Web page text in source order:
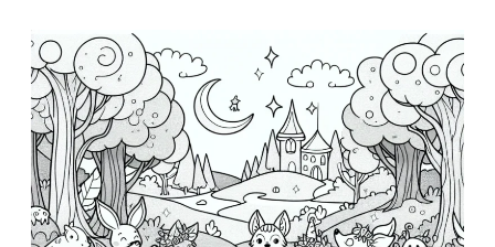
l
i
c
a
t
i
o
n